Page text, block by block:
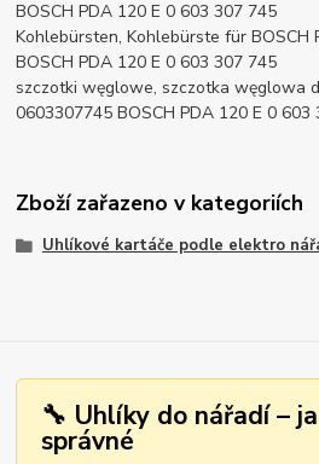
BOSCH PDA 120 E 0 603 307 745
Kohlebürsten, Kohlebürste für BOSCH
BOSCH PDA 120 E 0 603 307 745
szczotki węglowe, szczotka węglowa
0603307745 BOSCH PDA 120 E 0 603
Zboží zařazeno v kategoriích
Uhlíkové kartáče podle elektro
🔧 Uhlíky do nářadí –
správné